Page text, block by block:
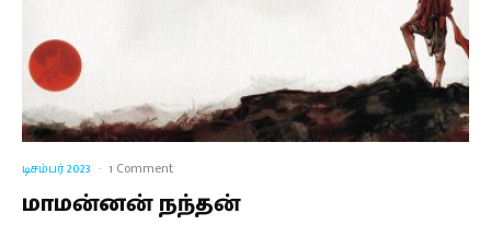
டிசம்பர் 2023 · 1 Comment
மாமன்னன் நந்தன்